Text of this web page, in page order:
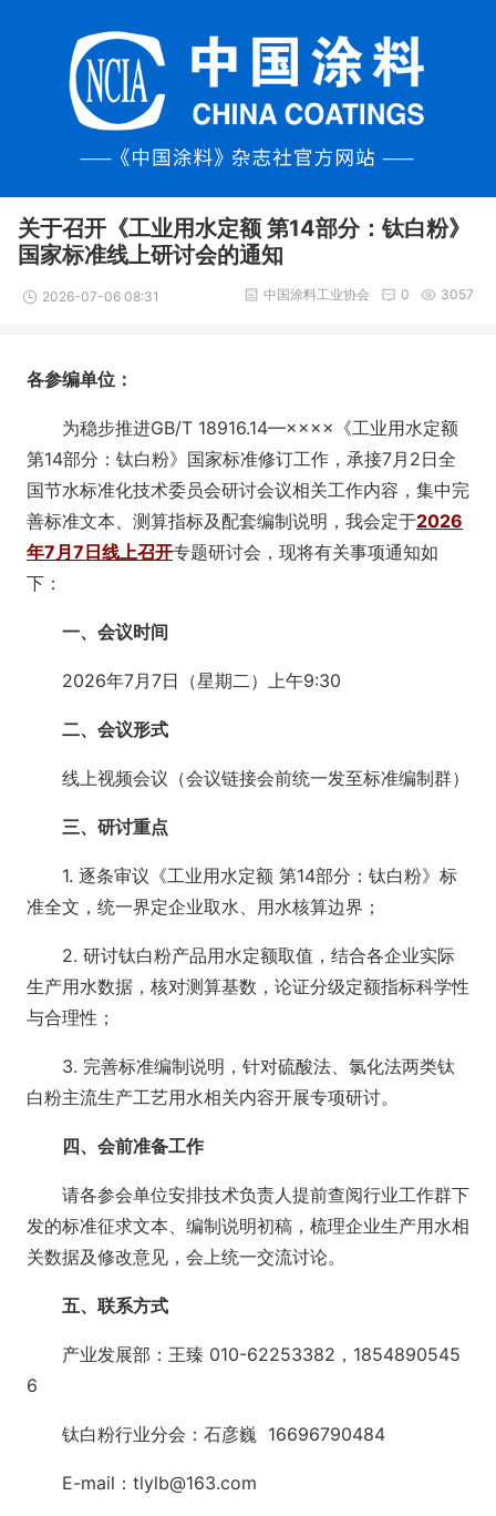
关于召开《工业用水定额 第14部分：钛白粉》
国家标准线上研讨会的通知
2026-07-06 08:31 3057
0
中国涂料工业协会
各参编单位：
为稳步推进GB/T 18916.14—××××《工业用水定额
第14部分：钛白粉》国家标准修订工作，承接7月2日全
国节水标准化技术委员会研讨会议相关工作内容，集中完
善标准文本、测算指标及配套编制说明，我会定于2026
年7月7日线上召开专题研讨会，现将有关事项通知如
下：
一、会议时间
2026年7月7日（星期二）上午9:30
二、会议形式
线上视频会议（会议链接会前统一发至标准编制群）
三、研讨重点
1. 逐条审议《工业用水定额 第14部分：钛白粉》标
准全文，统一界定企业取水、用水核算边界；
2. 研讨钛白粉产品用水定额取值，结合各企业实际
生产用水数据，核对测算基数，论证分级定额指标科学性
与合理性；
3. 完善标准编制说明，针对硫酸法、氯化法两类钛
白粉主流生产工艺用水相关内容开展专项研讨。
四、会前准备工作
请各参会单位安排技术负责人提前查阅行业工作群下
发的标准征求文本、编制说明初稿，梳理企业生产用水相
关数据及修改意见，会上统一交流讨论。
五、联系方式
产业发展部：王臻 010-62253382，1854890545
6
钛白粉行业分会：石彦巍 16696790484
E-mail：tlylb@163.com